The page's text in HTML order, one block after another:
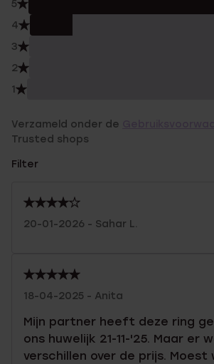
5
4
3
2
1
Verzameld onder de
Trusted shops
Filter
20-01-2026 - Sahar L.
18-04-2025 - Anita
Mijn partner heeft deze ring
ons huwelijk 21-11-'25. Maar er
verschillen over de prijs.